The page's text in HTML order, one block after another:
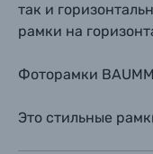
так и
рамки на
Фоторамки
Это стильные